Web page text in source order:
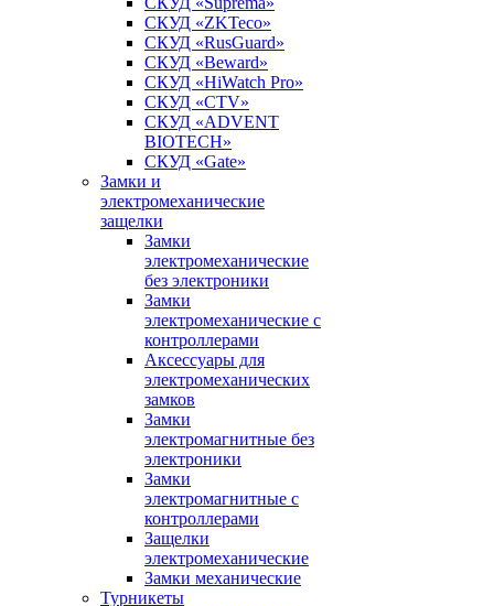
СКУД «ZKTeco»
СКУД «RusGuard»
СКУД «Beward»
СКУД «HiWatch Pro»
СКУД «CTV»
СКУД «ADVENT
BIOTECH»
СКУД «Gate»
Замки и
электромеханические
защелки
Замки
электромеханические
без электроники
Замки
электромеханические с
контроллерами
Аксессуары для
электромеханических
замков
Замки
электромагнитные без
электроники
Замки
электромагнитные с
контроллерами
Защелки
электромеханические
Замки механические
Турникеты